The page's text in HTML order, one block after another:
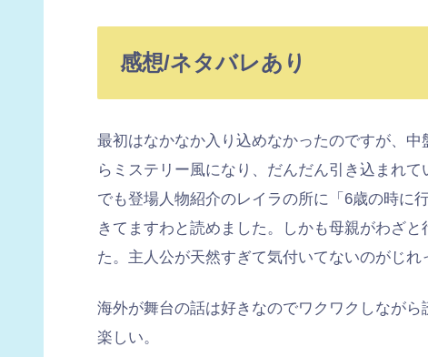
感想/ネタバレあり
最初はなかなか入り込めなかったのですが、
らミステリー風になり、だんだん引き込まれて
でも登場人物紹介のレイラの所に「6歳の時に
きてますわと読めました。しかも母親がわざ
た。主人公が天然すぎて気付いてないのがじれ
海外が舞台の話は好きなのでワクワクしなが
楽しい。